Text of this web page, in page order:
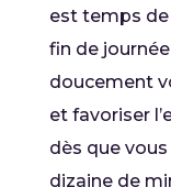
est temps de
fin de
doucement
et favoriser
dès que
dizaine de